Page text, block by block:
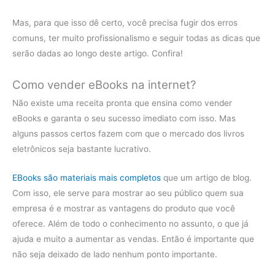
Mas, para que isso dê certo, você precisa fugir dos erros
comuns, ter muito profissionalismo e seguir todas as dicas que
serão dadas ao longo deste artigo. Confira!
Como vender eBooks na internet?
Não existe uma receita pronta que ensina como vender
eBooks e garanta o seu sucesso imediato com isso. Mas
alguns passos certos fazem com que o mercado dos livros
eletrônicos seja bastante lucrativo.
EBooks são materiais mais completos que um artigo de blog.
Com isso, ele serve para mostrar ao seu público quem sua
empresa é e mostrar as vantagens do produto que você
oferece. Além de todo o conhecimento no assunto, o que já
ajuda e muito a aumentar as vendas. Então é importante que
não seja deixado de lado nenhum ponto importante.